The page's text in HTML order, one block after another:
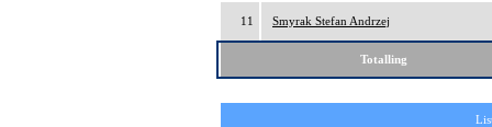
11 Smyrak Stefan Andrzej
Totalling